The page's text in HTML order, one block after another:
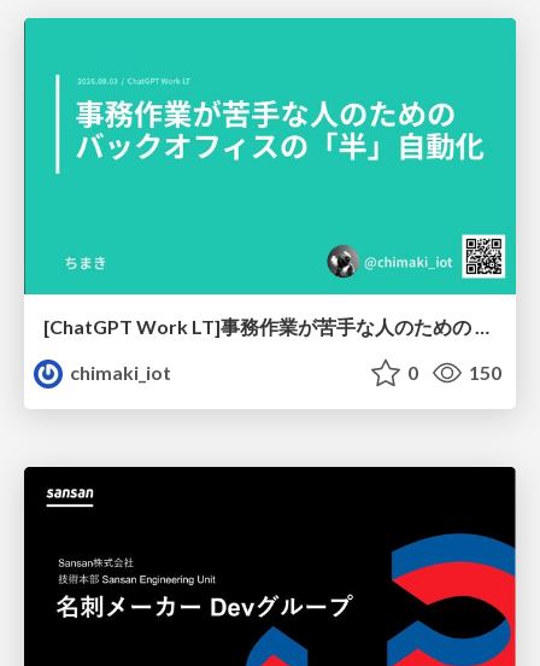
[ChatGPT Work LT]事務作業が苦手な人のための バックオフィスの「半」自動化
chimaki_iot
0 150